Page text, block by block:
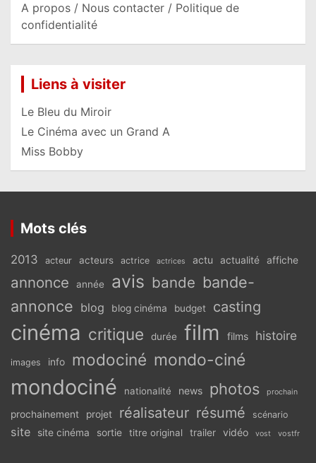
A propos / Nous contacter / Politique de
confidentialité
Liens à visiter
Le Bleu du Miroir
Le Cinéma avec un Grand A
Miss Bobby
Mots clés
2013 acteur acteurs actrice actrices actu actualité affiche
annonce année avis bande bande-
annonce blog blog cinéma budget casting
cinéma critique durée film films histoire
images info modociné mondo-ciné
mondociné nationalité news photos prochain
prochainement projet réalisateur résumé scénario
site site cinéma sortie titre original trailer vidéo vost vostfr